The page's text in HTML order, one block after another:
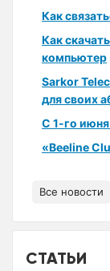
Как
Как
компьютер
Sarkor
для своих
С 1-го
«Beeline
Все новости
СТАТЬИ